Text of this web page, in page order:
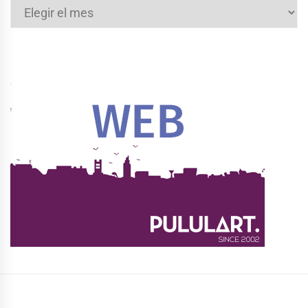
Archivos